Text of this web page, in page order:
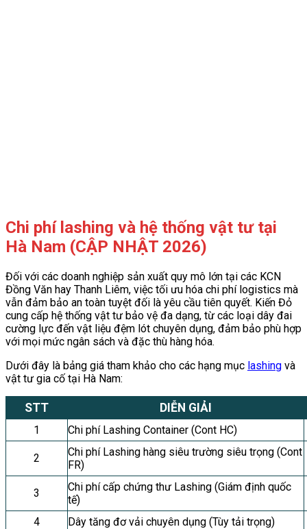
Chi phí lashing và hệ thống vật tư tại
Hà Nam (CẬP NHẬT 2026)
Đối với các doanh nghiệp sản xuất quy mô lớn tại các KCN
Đồng Văn hay Thanh Liêm, việc tối ưu hóa chi phí logistics mà
vẫn đảm bảo an toàn tuyệt đối là yêu cầu tiên quyết. Kiến Đỏ
cung cấp hệ thống vật tư bảo vệ đa dạng, từ các loại dây đai
cường lực đến vật liệu đệm lót chuyên dụng, đảm bảo phù hợp
với mọi mức ngân sách và đặc thù hàng hóa.
Dưới đây là bảng giá tham khảo cho các hạng mục lashing và
vật tư gia cố tại Hà Nam:
STT DIỄN GIẢI
1 Chi phí Lashing Container (Cont HC)
2
Chi phí Lashing hàng siêu trường siêu trọng (Cont
FR)
3
Chi phí cấp chứng thư Lashing (Giám định quốc
tế)
4
Dây tăng đơ vải chuyên dụng (Tùy tải trọng)